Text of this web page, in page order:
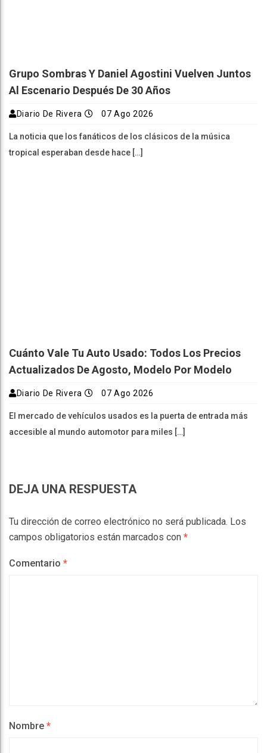
Grupo Sombras Y Daniel Agostini Vuelven Juntos
Al Escenario Después De 30 Años
Diario De Rivera 07 Ago 2026
La noticia que los fanáticos de los clásicos de la música
tropical esperaban desde hace […]
Cuánto Vale Tu Auto Usado: Todos Los Precios
Actualizados De Agosto, Modelo Por Modelo
Diario De Rivera 07 Ago 2026
El mercado de vehículos usados es la puerta de entrada más
accesible al mundo automotor para miles […]
DEJA UNA RESPUESTA
Tu dirección de correo electrónico no será publicada. Los
campos obligatorios están marcados con *
Comentario *
Nombre *